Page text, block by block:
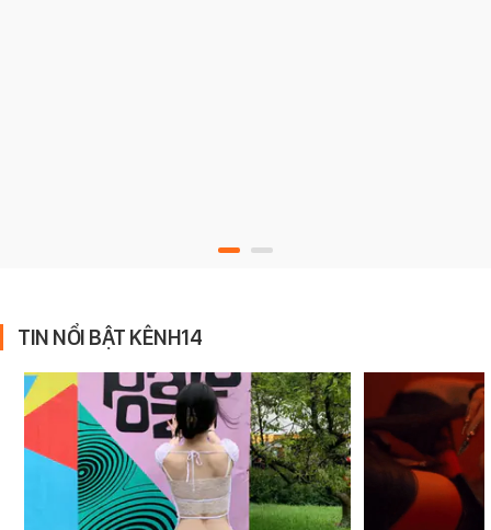
TIN NỔI BẬT KÊNH14